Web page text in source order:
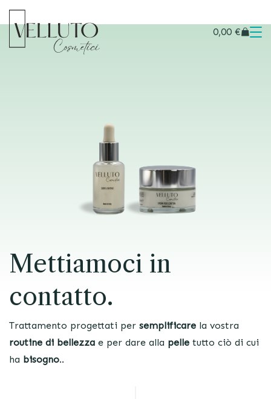
0,00 €
Mettiamoci in
contatto.
Trattamento progettati per semplificare la vostra
routine di bellezza e per dare alla pelle tutto ciò di cui
ha bisogno..